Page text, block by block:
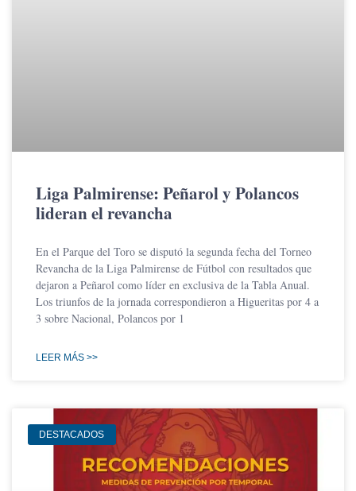
Liga Palmirense: Peñarol y Polancos
lideran el revancha
En el Parque del Toro se disputó la segunda fecha del Torneo
Revancha de la Liga Palmirense de Fútbol con resultados que
dejaron a Peñarol como líder en exclusiva de la Tabla Anual.
Los triunfos de la jornada correspondieron a Higueritas por 4 a
3 sobre Nacional, Polancos por 1
LEER MÁS >>
DESTACADOS